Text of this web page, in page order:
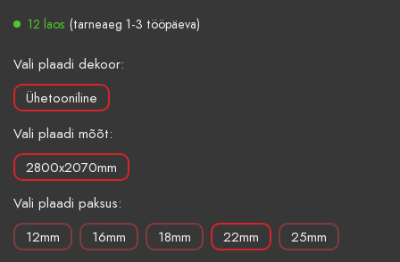
12 laos (tarneaeg 1-3 tööpäeva)
Vali plaadi dekoor:
Ühetooniline
Vali plaadi mõõt:
2800x2070mm
Vali plaadi paksus:
12mm
16mm 18mm 22mm
25mm